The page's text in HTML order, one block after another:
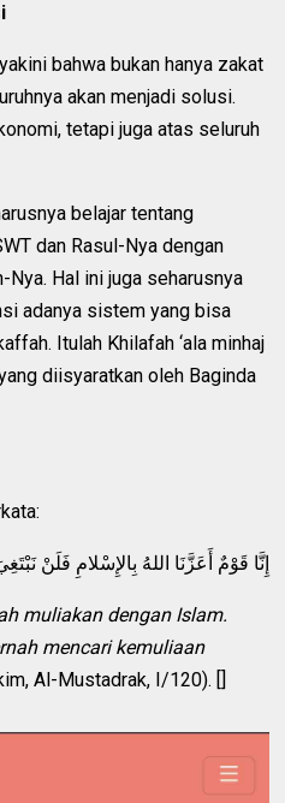
bahwa bukan hanya zakat
akan menjadi solusi.
tetapi juga atas seluruh
belajar tentang
dan Rasul-Nya dengan
Hal ini juga seharusnya
adanya sistem yang bisa
Itulah Khilafah ‘ala minhaj
diisyaratkan oleh Baginda
إِنَّا قَوْمٌ أَعَزَّنَا اللهُ بِالإِسْلامِ فَلَنْ
muliakan dengan Islam.
mencari kemuliaan
Al-Mustadrak, I/120). []